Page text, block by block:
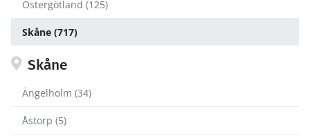
Östergötland (125)
Skåne (717)
Skåne
Ängelholm (34)
Åstorp (5)